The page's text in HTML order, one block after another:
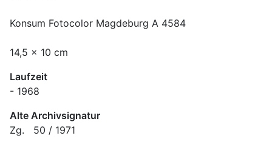
14,5 x 10 cm
Laufzeit
- 1968
Alte Archivsignatur
Zg.   50 / 1971